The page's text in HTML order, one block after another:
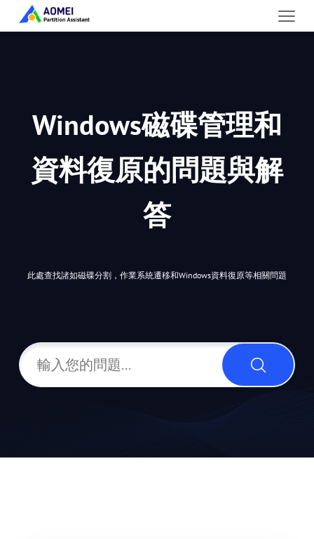
Windows磁碟管理和
資料復原的問題與解
答
此處查找諸如磁碟分割，作業系統遷移和Windows資料復原等相關問題